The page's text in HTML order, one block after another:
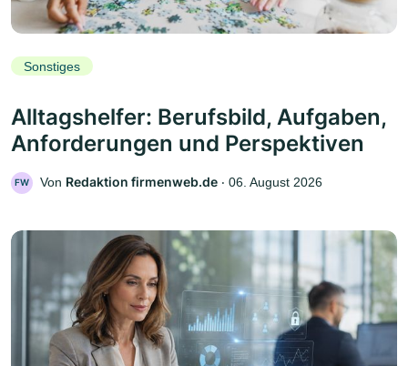
Sonstiges
Alltagshelfer: Berufsbild, Aufgaben,
Anforderungen und Perspektiven
FW Von Redaktion firmenweb.de ‧ 06. August 2026